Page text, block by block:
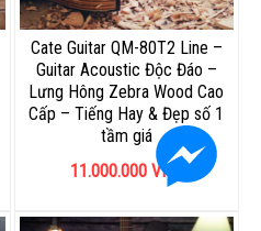
Cate Guitar QM-80T2 Line –
Guitar Acoustic Độc Đáo –
Lưng Hông Zebra Wood Cao
Cấp – Tiếng Hay & Đẹp số 1
tầm giá
11.000.000 VNĐ